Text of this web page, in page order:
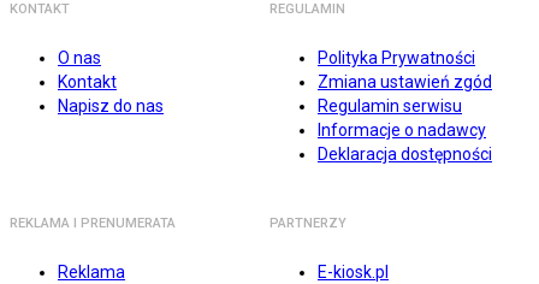
KONTAKT
O nas
Kontakt
Napisz do nas
REGULAMIN
Polityka Prywatności
Zmiana ustawień zgód
Regulamin serwisu
Informacje o nadawcy
Deklaracja dostępności
REKLAMA I PRENUMERATA
Reklama
PARTNERZY
E-kiosk.pl